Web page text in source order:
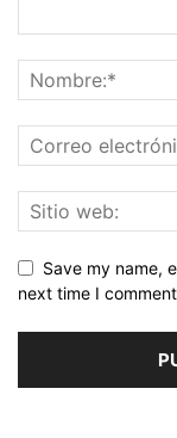
Save my name,
next time I